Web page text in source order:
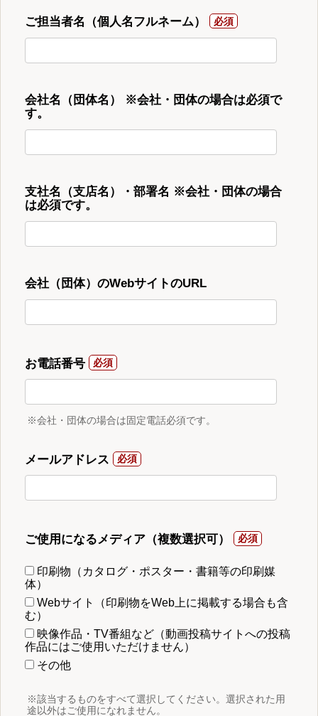
ご担当者名（個人名フルネーム）
会社名（団体名） ※会社・団体の場合は必須で
す。
支社名（支店名）・部署名 ※会社・団体の場合
は必須です。
会社（団体）のWebサイトのURL
お電話番号
※会社・団体の場合は固定電話必須です。
メールアドレス
ご使用になるメディア（複数選択可）
印刷物（カタログ・ポスター・書籍等の印刷媒
体）
Webサイト（印刷物をWeb上に掲載する場合も含
む）
映像作品・TV番組など（動画投稿サイトへの投稿
作品にはご使用いただけません）
その他
※該当するものをすべて選択してください。選択された用
途以外はご使用になれません。